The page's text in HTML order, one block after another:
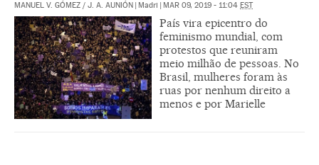
MANUEL V. GÓMEZ / J. A. AUNIÓN Madri MAR 09, 2019 - 11:04 EST
País vira epicentro do
feminismo mundial, com
protestos que reuniram
meio milhão de pessoas. No
Brasil, mulheres foram às
ruas por nenhum direito a
menos e por Marielle